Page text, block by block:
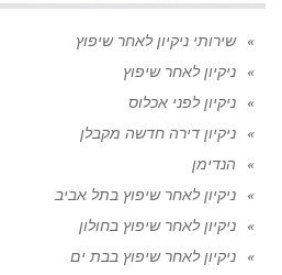
שירותי ניקיון לאחר שיפוץ
ניקיון לאחר שיפוץ
ניקיון לפני אכלוס
ניקיון דירה חדשה מקבלן
הנדימן
ניקיון לאחר שיפוץ בתל אביב
ניקיון לאחר שיפוץ בחולון
ניקיון לאחר שיפוץ בבת ים